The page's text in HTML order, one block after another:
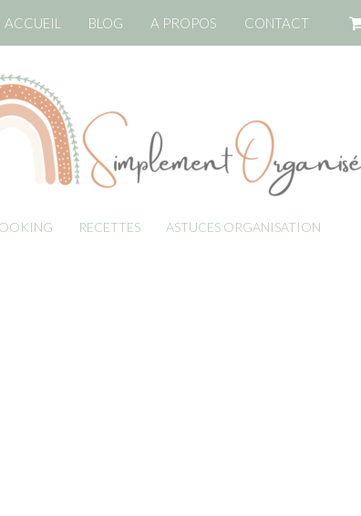
ACCUEIL BLOG A PROPOS CONTACT
RECETTES ASTUCES ORGANISATION